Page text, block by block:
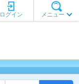
メニュー
ログイン